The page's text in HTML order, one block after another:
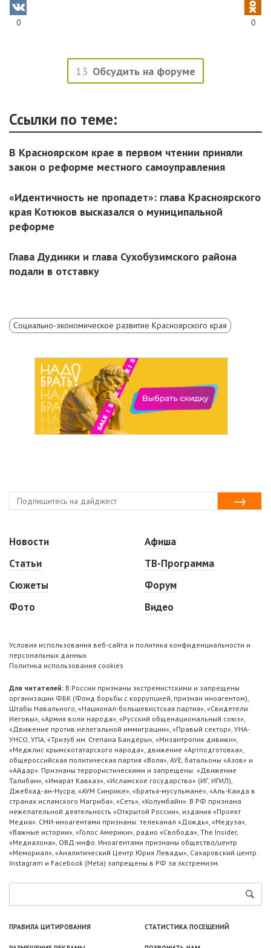
0 0
13 Обсудить на форуме
Ссылки по теме:
В Красноярском крае в первом чтении приняли
закон о реформе местного самоуправления
«Идентичность не пропадет»: глава Красноярского
края Котюков высказался о муниципальной
реформе
Глава Дудинки и глава Сухобузимского района
подали в отставку
Социально-экономическое развитие Красноярского края
Новости
Статьи
Сюжеты
Фото
Афиша
ТВ-Программа
Форум
Видео
Условия использования веб-сайта и политика конфиденциальности и
персональных данных
Политика использования cookies
Для читателей: В России признаны экстремистскими и запрещены
организации ФБК (Фонд борьбы с коррупцией, признан иноагентом),
Штабы Навального, «Национал-большевистская партия», «Свидетели
Иеговы», «Армия воли народа», «Русский общенациональный союз»,
«Движение против нелегальной иммиграции», «Правый сектор», УНА-
УНСО, УПА, «Тризуб им. Степана Бандеры», «Мизантропик дивижн»,
«Меджлис крымскотатарского народа», движение «Артподготовка»,
общероссийская политическая партия «Воля», АУЕ, батальоны «Азов» и
«Айдар». Признаны террористическими и запрещены: «Движение
Талибан», «Имарат Кавказ», «Исламское государство» (ИГ, ИГИЛ),
Джебхад-ан-Нусра, «АУМ Синрике», «Братья-мусульмане», «Аль-Каида в
странах исламского Магриба», «Сеть», «Колумбайн». В РФ признана
нежелательной деятельность «Открытой России», издания «Проект
Медиа». СМИ-иноагентами признаны: телеканал «Дождь», «Медуза»,
«Важные истории», «Голос Америки», радио «Свобода», The Insider,
«Медиазона», ОВД-инфо. Иноагентами признаны общество/центр
«Мемориал», «Аналитический Центр Юрия Левады», Сахаровский центр.
Instagram и Facebook (Metа) запрещены в РФ за экстремизм.
ПРАВИЛА ЦИТИРОВАНИЯ СТАТИСТИКА ПОСЕЩЕНИЙ